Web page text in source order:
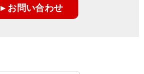
▸ お問い合わせ